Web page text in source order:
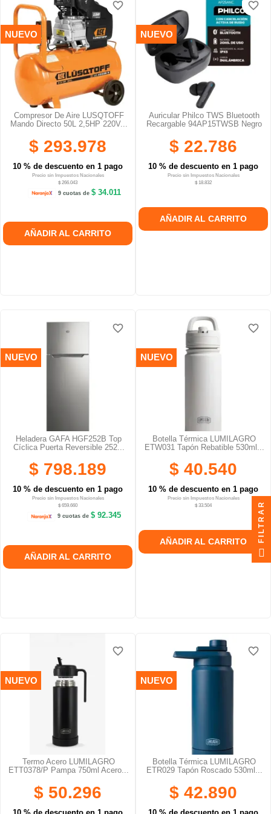
Compresor De Aire LUSQTOFF
Mando Directo 50L 2,5HP 220V...
$ 293.978
10 % de descuento en 1 pago
Precio sin Impuestos Nacionales
$ 266.043
9 cuotas de $ 34.011
AÑADIR AL CARRITO
NUEVO
favorite_border
favorite_border
favorite_border
Auricular Philco TWS Bluetooth
Recargable 94AP15TWSB Negro
$ 22.786
10 % de descuento en 1 pago
Precio sin Impuestos Nacionales
$ 18.832
AÑADIR AL CARRITO
NUEVO
favorite_border
favorite_border
favorite_border
Heladera GAFA HGF252B Top
Cíclica Puerta Reversible 252...
$ 798.189
10 % de descuento en 1 pago
Precio sin Impuestos Nacionales
$ 659.660
9 cuotas de$ 92.345
AÑADIR AL CARRITO
NUEVO
favorite_border
favorite_border
favorite_border
Botella Térmica LUMILAGRO
ETW031 Tapón Rebatible 530ml...
$ 40.540
10 % de descuento en 1 pago
Precio sin Impuestos Nacionales
$ 33.504
AÑADIR AL CARRITO
NUEVO
favorite_border
favorite_border
favorite_border
Termo Acero LUMILAGRO
ETT0378/P Pampa 750ml Acero...
$ 50.296
NUEVO
favorite_border
favorite_border
favorite_border
Botella Térmica LUMILAGRO
ETR029 Tapón Roscado 530ml...
$ 42.890
NUEVO
favorite_border
favorite_border
favorite_border
FILTRAR